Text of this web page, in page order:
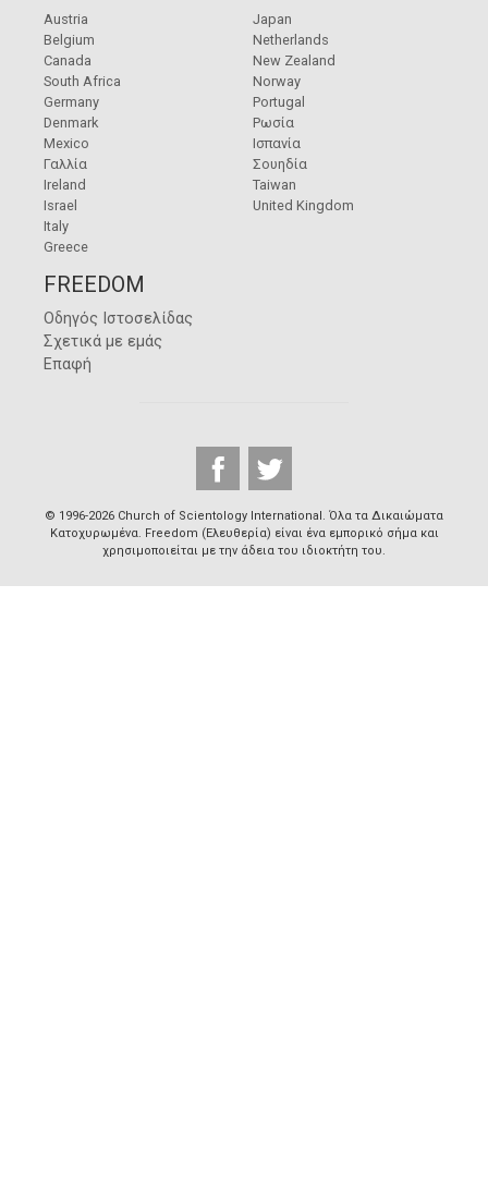
Austria
Belgium
Canada
South Africa
Germany
Denmark
Mexico
Γαλλία
Ireland
Israel
Italy
Greece
Japan
Netherlands
New Zealand
Norway
Portugal
Ρωσία
Ισπανία
Σουηδία
Taiwan
United Kingdom
FREEDOM
Οδηγός Ιστοσελίδας
Σχετικά με εμάς
Επαφή
© 1996-2026 Church of Scientology International. Όλα τα Δικαιώµατα
Κατοχυρωµένα. Freedom (Ελευθερία) είναι ένα εμπορικό σήμα και
χρησιμοποιείται με την άδεια του ιδιοκτήτη του.